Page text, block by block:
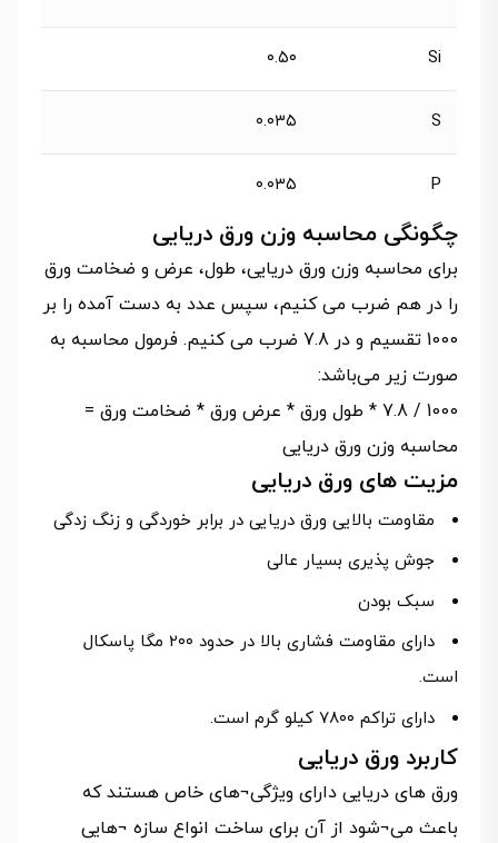
Si ۰.۵۰
S ۰.۰۳۵
P ۰.۰۳۵
چگونگی محاسبه وزن ورق دریایی
برای محاسبه وزن ورق دریایی، طول، عرض و ضخامت ورق
را در هم ضرب می کنیم، سپس عدد به دست آمده را بر
1000 تقسیم و در 7.8 ضرب می کنیم. فرمول محاسبه به
صورت زیر می‌باشد:
1000 / 7.8 * طول ورق * عرض ورق * ضخامت ورق =
محاسبه وزن ورق دریایی
مزیت های ورق دریایی
مقاومت بالایی ورق دریایی در برابر خوردگی و زنگ زدگی
جوش پذیری بسیار عالی
سبک بودن
دارای مقاومت فشاری بالا در حدود ۲۰۰ مگا پاسکال
است.
دارای تراکم ۷۸۰۰ کیلو گرم است.
کاربرد ورق دریایی
ورق های دریایی دارای ویژگی‌¬های خاص هستند که
باعث می‌¬شود از آن برای ساخت انواع سازه ¬هایی